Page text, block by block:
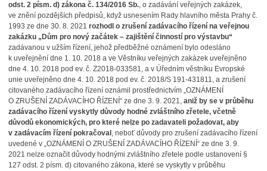
odst. 2 písm. d) zákona č. 134/2016 Sb., o zadávání veřejných zakázek,
ve znění pozdějších předpisů, když usnesením Rady hlavního města Prahy č.
1993 ze dne 30. 8. 2021 rozhodl o zrušení zadávacího řízení na veřejnou
zakázku „Dům pro nový začátek – zajištění činností pro výstavbu“
zadávanou v užším řízení, jehož předběžné oznámení bylo odesláno
k uveřejnění dne 1. 10. 2018 a ve Věstníku veřejných zakázek uveřejněno
dne 4. 10. 2018 pod ev. č. Z2018-033581, a v Úředním věstníku Evropské
unie uveřejněno dne 4. 10. 2018 pod ev. č. 2018/S 191-431811, a zrušení
citovaného zadávacího řízení oznámil prostřednictvím „OZNÁMENÍ
O ZRUŠENÍ ZADÁVACÍHO ŘÍZENÍ“ ze dne 3. 9. 2021, aniž by se v průběhu
zadávacího řízení vyskytly důvody hodné zvláštního zřetele, včetně
důvodů ekonomických, pro které nelze po zadavateli požadovat, aby
v zadávacím řízení pokračoval , neboť důvody pro zrušení zadávacího řízení
uvedené v „OZNÁMENÍ O ZRUŠENÍ ZADÁVACÍHO ŘÍZENÍ“ ze dne 3. 9.
2021 nelze označit důvody hodnými zvláštního zřetele podle ustanovení §
127 odst. 2 písm. d) citovaného zákona, které se vyskytly v průběhu